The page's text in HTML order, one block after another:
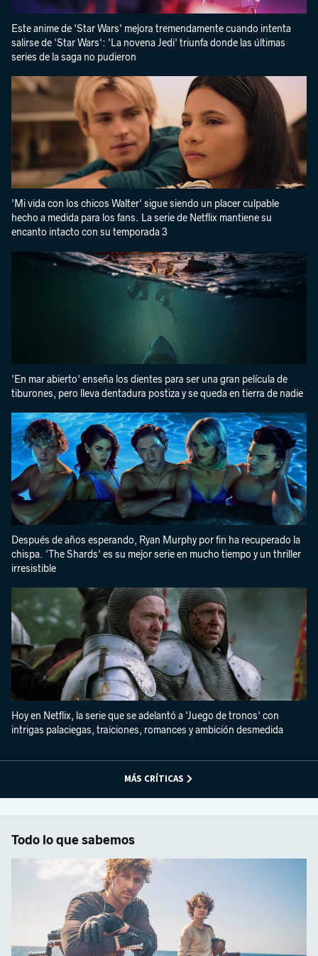
Este anime de 'Star Wars' mejora tremendamente cuando intenta
salirse de 'Star Wars': 'La novena Jedi' triunfa donde las últimas
series de la saga no pudieron
'Mi vida con los chicos Walter' sigue siendo un placer culpable
hecho a medida para los fans. La serie de Netflix mantiene su
encanto intacto con su temporada 3
'En mar abierto' enseña los dientes para ser una gran película de
tiburones, pero lleva dentadura postiza y se queda en tierra de nadie
Después de años esperando, Ryan Murphy por fin ha recuperado la
chispa. 'The Shards' es su mejor serie en mucho tiempo y un thriller
irresistible
Hoy en Netflix, la serie que se adelantó a 'Juego de tronos' con
intrigas palaciegas, traiciones, romances y ambición desmedida
MÁS CRÍTICAS
Todo lo que sabemos